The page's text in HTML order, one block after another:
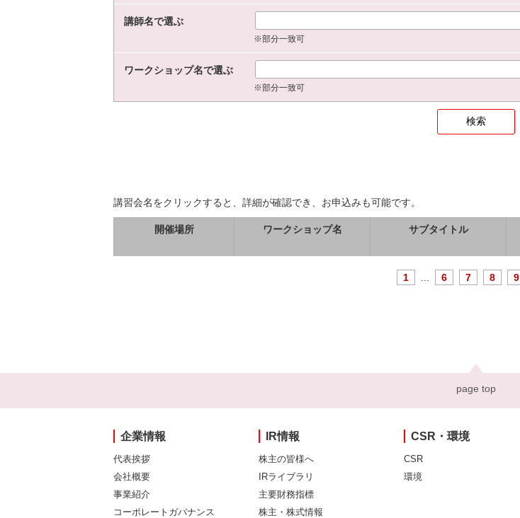
講師名で選ぶ
※部分一致可
ワークショップ名で選ぶ
※部分一致可
講習会名をクリックすると、詳細が確認でき、お申込みも可能です。
開催場所 ワークショップ名 サブタイトル
1 6 7 8 9
page top
企業情報
代表挨拶
会社概要
事業紹介
コーポレートガバナンス
IR情報
株主の皆様へ
IRライブラリ
主要財務指標
株主・株式情報
CSR・環境
CSR
環境